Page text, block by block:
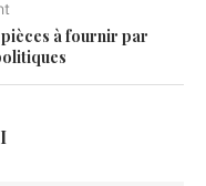
à fournir par